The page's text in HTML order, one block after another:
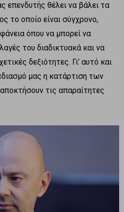
επενδυτής θέλει να βάλει τα
το οποίο είναι σύγχρονο,
όπου να μπορεί να
του διαδικτυακά και να
δεξιότητες. Γι’ αυτό και
μας η κατάρτιση των
τις απαραίτητες